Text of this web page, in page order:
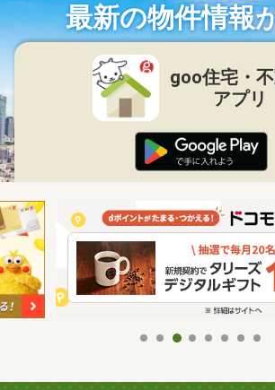
最新の物件情報
goo住宅・
アプリ